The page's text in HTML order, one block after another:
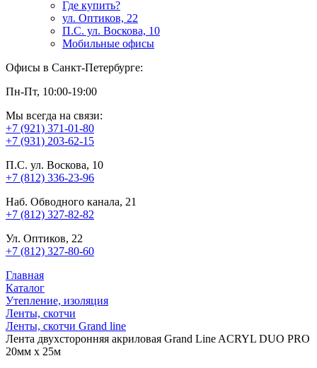
Где купить?
ул. Оптиков, 22
П.С. ул. Воскова, 10
Мобильные офисы
Офисы в Санкт-Петербурге:
Пн-Пт, 10:00-19:00
Мы всегда на связи:
+7 (921) 371-01-80
+7 (931) 203-62-15
П.С. ул. Воскова, 10
+7 (812) 336-23-96
Наб. Обводного канала, 21
+7 (812) 327-82-82
Ул. Оптиков, 22
+7 (812) 327-80-60
Главная
Каталог
Утепление, изоляция
Ленты, скотчи
Ленты, скотчи Grand line
Лента двухсторонняя акриловая Grand Line ACRYL DUO PRO
20мм х 25м